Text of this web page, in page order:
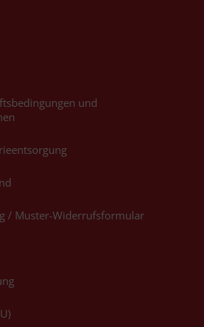
und
/ Muster-Widerrufsformular